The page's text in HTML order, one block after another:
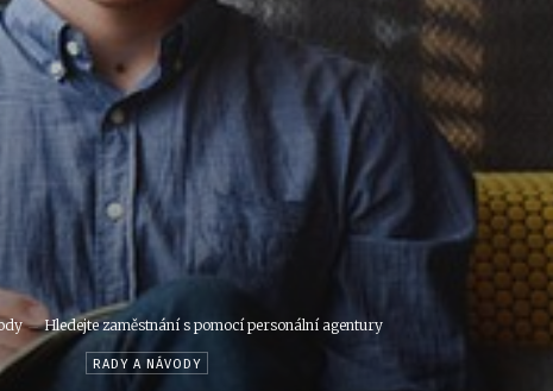
Hledejte zaměstnání s pomocí personální agentury
RADY A NÁVODY